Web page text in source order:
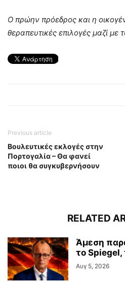
Ο πρώην πρόεδρος και η
θεραπευτικές επιλογές μαζί με
Previous article
Βουλευτικές εκλογές στην
Πορτογαλία – Θα φανεί
ποιοι θα συγκυβερνήσουν
RELATED
Άμεση
το Spiegel,
Αυγ 5, 2026